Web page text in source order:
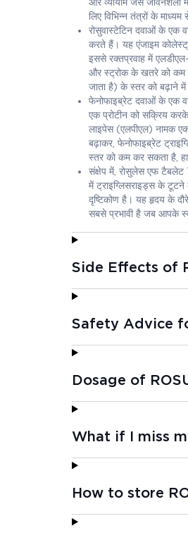
और व्यायाम जैसे जीवनशैली
लिए विभिन्न तंत्रों के
रोसुवास्टेटिन दवाओं के एक
करते हैं। यह एंजाइम
इससे रक्तप्रवाह में
और स्ट्रोक के खतरे को कम
जाता है) के स्तर को बढ़ाने में
फेनोफाइब्रेट दवाओं के एक
एक प्रोटीन को सक्रिय करके
लाइपेस (एलपीएल) नामक एक
बढ़ाकर, फेनोफाइब्रेट
स्तर को कम कर सकता है,
संक्षेप में, रोसुलेस एफ टैबलेट
में ट्राइग्लिसराइड्स के
दृष्टिकोण है। यह हृदय के
सबसे प्रभावी है जब आपके
Side Effects of
Safety Advice
Dosage of
What if I miss
How to store